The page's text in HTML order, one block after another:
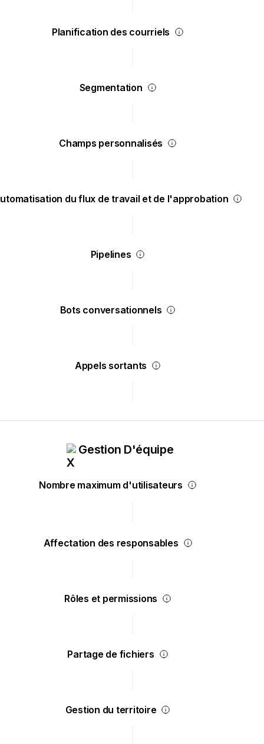
Planification des courriels
Segmentation
Champs personnalisés
du flux de travail et de l'approbation
Pipelines
Bots conversationnels
Appels sortants
Gestion D'équipe
Nombre maximum d'utilisateurs
Affectation des responsables
Rôles et permissions
Partage de fichiers
Gestion du territoire